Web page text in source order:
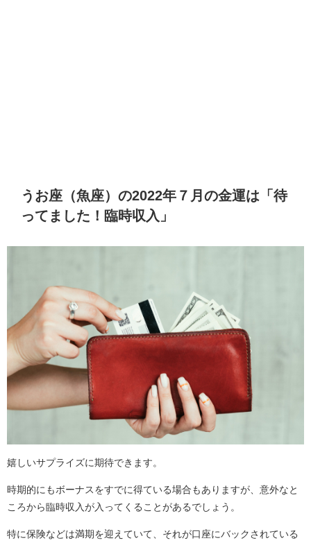
うお座（魚座）の2022年７月の金運は「待
ってました！臨時収入」
嬉しいサプライズに期待できます。
時期的にもボーナスをすでに得ている場合もありますが、意外なと
ころから臨時収入が入ってくることがあるでしょう。
特に保険などは満期を迎えていて、それが口座にバックされている